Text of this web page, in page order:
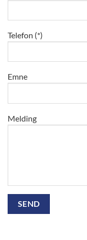
Telefon (*)
Emne
Melding